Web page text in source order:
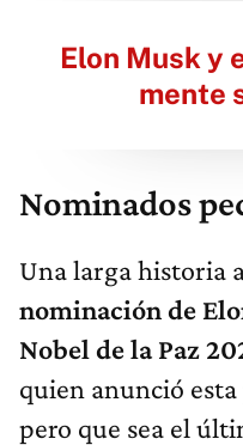
Elon Musk y
mente
Nominados
Una larga historia
nominación de
Nobel de la Paz
quien anunció
pero que sea el